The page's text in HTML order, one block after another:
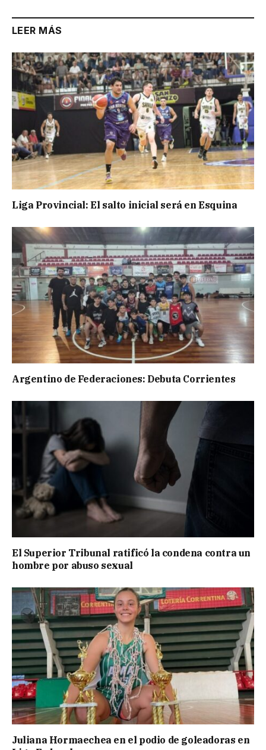
LEER MÁS
Liga Provincial: El salto inicial será en Esquina
Argentino de Federaciones: Debuta Corrientes
El Superior Tribunal ratificó la condena contra un
hombre por abuso sexual
Juliana Hormaechea en el podio de goleadoras en